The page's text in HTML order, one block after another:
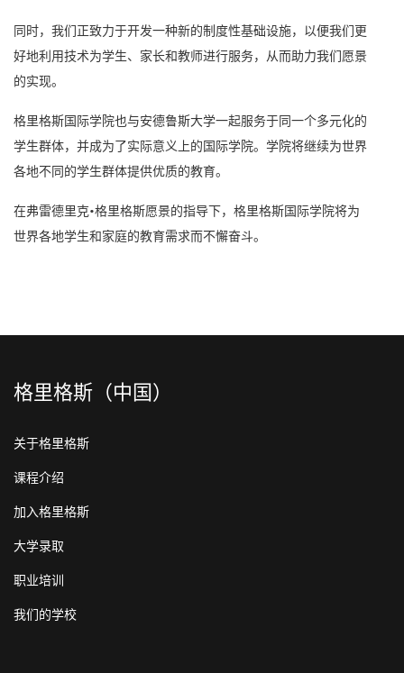
同时，我们正致力于开发一种新的制度性基础设施，以便我们更
好地利用技术为学生、家长和教师进行服务，从而助力我们愿景
的实现。
格里格斯国际学院也与安德鲁斯大学一起服务于同一个多元化的
学生群体，并成为了实际意义上的国际学院。学院将继续为世界
各地不同的学生群体提供优质的教育。
在弗雷德里克•格里格斯愿景的指导下，格里格斯国际学院将为
世界各地学生和家庭的教育需求而不懈奋斗。
格里格斯（中国）
关于格里格斯
课程介绍
加入格里格斯
大学录取
职业培训
我们的学校